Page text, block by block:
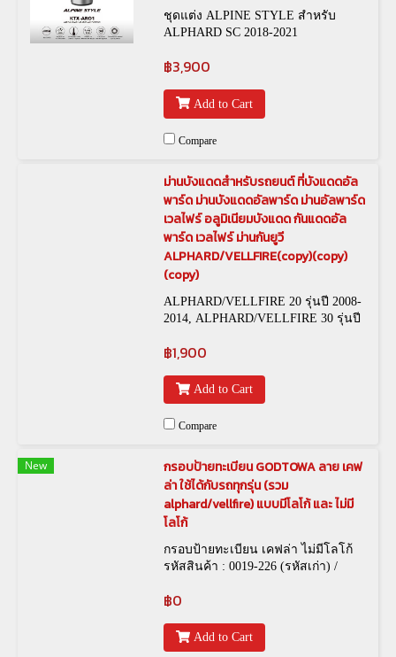
ชุดแต่ง ALPINE STYLE สำหรับ
ALPHARD SC 2018-2021
฿3,900
Add to Cart
Compare
ม่านบังแดดสำหรับรถยนต์ ที่บังแดดอัล
พาร์ด ม่านบังแดดอัลพาร์ด ม่านอัลพาร์ด
เวลไฟร์ อลูมิเนียมบังแดด กันแดดอัล
พาร์ด เวลไฟร์ ม่านกันยูวี
ALPHARD/VELLFIRE(copy)(copy)
(copy)
ALPHARD/VELLFIRE 20 รุ่นปี 2008-
2014, ALPHARD/VELLFIRE 30 รุ่นปี
อัลพาร์ด,เวลไฟร์ *
฿1,900
Add to Cart
Compare
New
กรอบป้ายทะเบียน GODTOWA ลาย เคฟ
ล่า ใช้ได้กับรถทุกรุ่น (รวม
alphard/vellfire) แบบมีโลโก้ และ ไม่มี
โลโก้
กรอบป้ายทะเบียน เคฟล่า ไม่มีโลโก้
รหัสสินค้า : 0019-226 (รหัสเก่า) /
ทะเบียน Godtowa เคฟล่า 0019-127
฿0
Add to Cart